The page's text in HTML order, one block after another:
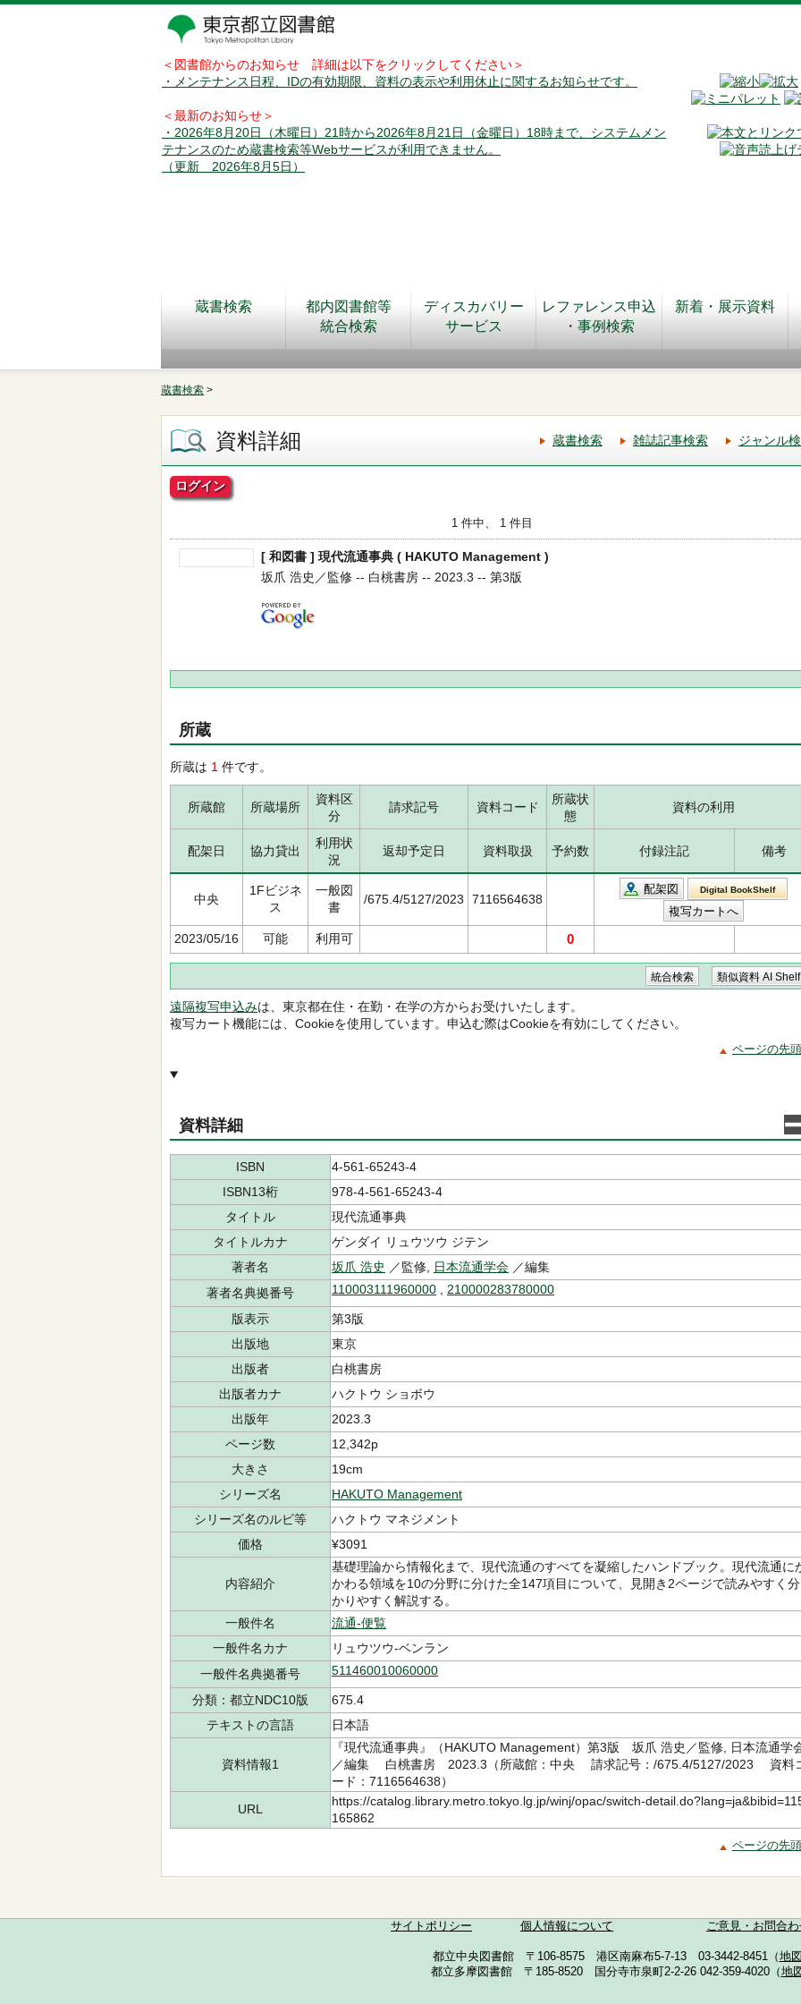
＜図書館からのお知らせ 詳細は以下をクリックしてください＞
・メンテナンス日程、IDの有効期限、資料の表示や利用休止に関するお知らせです。
＜最新のお知らせ＞
・2026年8月20日（木曜日）21時から2026年8月21日（金曜日）18時まで、システムメン
テナンスのため蔵書検索等Webサービスが利用できません。
（更新 2026年8月5日）
蔵書検索
都内図書館等
統合検索
ディスカバリー
サービス
レファレンス申込
・事例検索
新着・展示資料
蔵書検索 >
資料詳細 蔵書検索 雑誌記事検索 ジャンル
ログイン
1 件中、 1 件目
[ 和図書 ] 現代流通事典 ( HAKUTO Management )
坂爪 浩史／監修 -- 白桃書房 -- 2023.3 -- 第3版
所蔵
所蔵は 1 件です。
所蔵館 所蔵場所
資料区
分
請求記号 資料コード
所蔵状
態
資料の利用
配架日 協力貸出
利用状
況
返却予定日 資料取扱 予約数 付録注記 備考
中央
1Fビジネ
ス
一般図
書
/675.4/5127/2023 7116564638
配架図 Digital BookShelf
2023/05/16 可能 利用可 0
遠隔複写申込みは、東京都在住・在勤・在学の方からお受けいたします。
複写カート機能には、Cookieを使用しています。申込む際はCookieを有効にしてください。
ページの先
資料詳細
ISBN
4-561-65243-4
ISBN13桁
978-4-561-65243-4
タイトル
現代流通事典
タイトルカナ
ゲンダイ リュウツウ ジテン
著者名
坂爪 浩史 ／監修, 日本流通学会 ／編集
著者名典拠番号
110003111960000 210000283780000
版表示
第3版
出版地
東京
出版者
白桃書房
出版者カナ
ハクトウ ショボウ
出版年
2023.3
ページ数
12,342p
大きさ
19cm
シリーズ名
HAKUTO Management
シリーズ名のルビ等
ハクトウ マネジメント
価格
¥3091
内容紹介
基礎理論から情報化まで、現代流通のすべてを凝縮したハンドブック。現代流通に
かわる領域を10の分野に分けた全147項目について、見開き2ページで読みやすく分
かりやすく解説する。
一般件名
流通-便覧
一般件名カナ
リュウツウ-ベンラン
一般件名典拠番号
511460010060000
分類：都立NDC10版
675.4
テキストの言語
日本語
資料情報1
『現代流通事典』（HAKUTO Management）第3版 坂爪 浩史／監修, 日本流通学
／編集 白桃書房 2023.3（所蔵館：中央 請求記号：/675.4/5127/2023 資料
ード：7116564638）
URL
https://catalog.library.metro.tokyo.lg.jp/winj/opac/switch-
165862
ページの先
サイトポリシー 個人情報について ご意見・お問合
都立中央図書館 〒106-8575 港区南麻布5-7-13 03-3442-8451（地
都立多摩図書館 〒185-8520 国分寺市泉町2-2-26 042-359-4020（地